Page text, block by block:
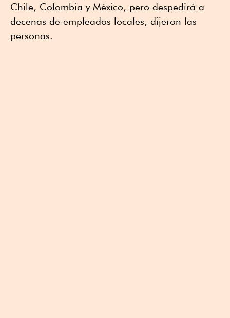
Chile, Colombia y México, pero despedirá a
decenas de empleados locales, dijeron las
personas.